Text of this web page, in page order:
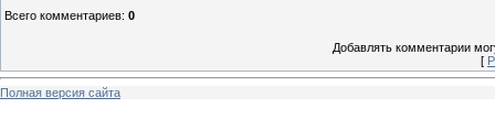
Всего комментариев: 0
Добавлять комментарии
[
Полная версия сайта